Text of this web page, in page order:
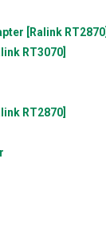
[Ralink RT2870]
RT3070]
RT2870]